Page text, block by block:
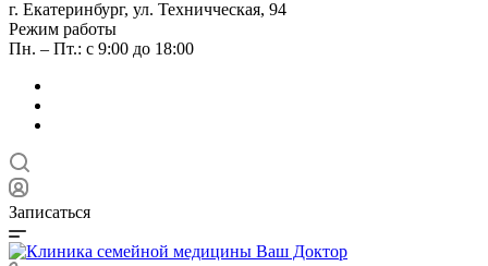
г. Екатеринбург, ул. Техничческая, 94
Режим работы
Пн. – Пт.: с 9:00 до 18:00
Записаться